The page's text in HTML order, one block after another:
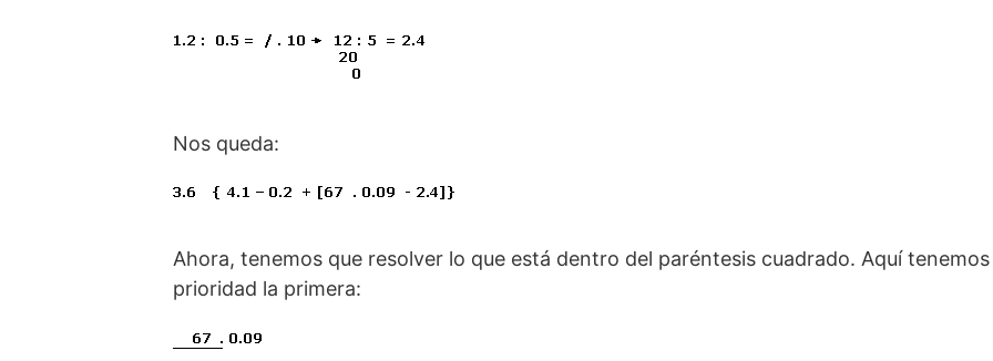
Nos queda:
Ahora, tenemos que resolver lo que está dentro del paréntesis cuadrado. Aquí
prioridad la primera: